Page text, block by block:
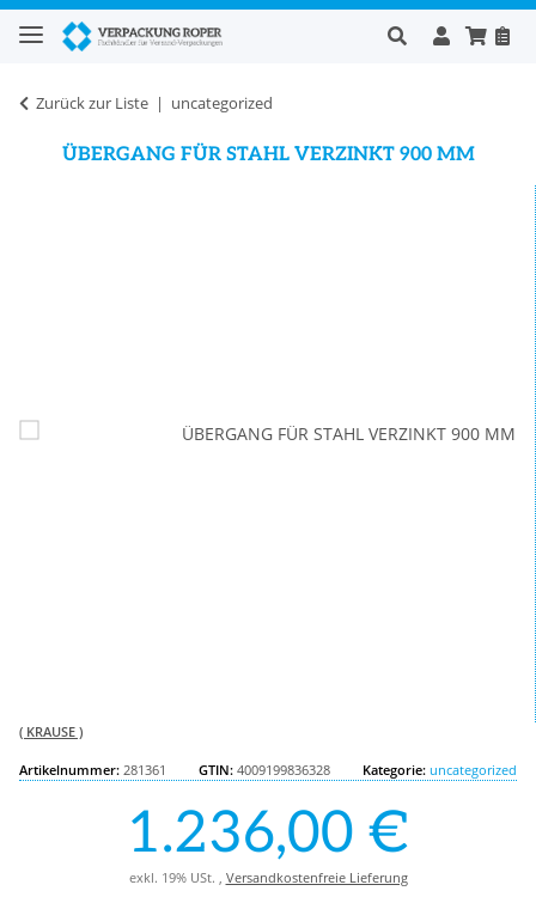
Zurück zur Liste uncategorized
ÜBERGANG FÜR STAHL VERZINKT 900 MM
( KRAUSE )
Artikelnummer: 281361 GTIN: 4009199836328 Kategorie: uncategorized
1.236,00 €
exkl. 19% USt. , Versandkostenfreie Lieferung